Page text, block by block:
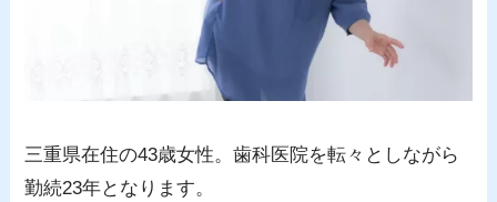
三重県在住の43歳女性。歯科医院を転々としながら
勤続23年となります。